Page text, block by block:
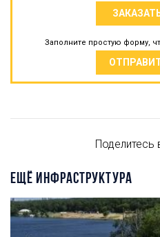
Заполните простую форму,
Поделитесь
ЕЩЁ ИНФРАСТРУКТУРА